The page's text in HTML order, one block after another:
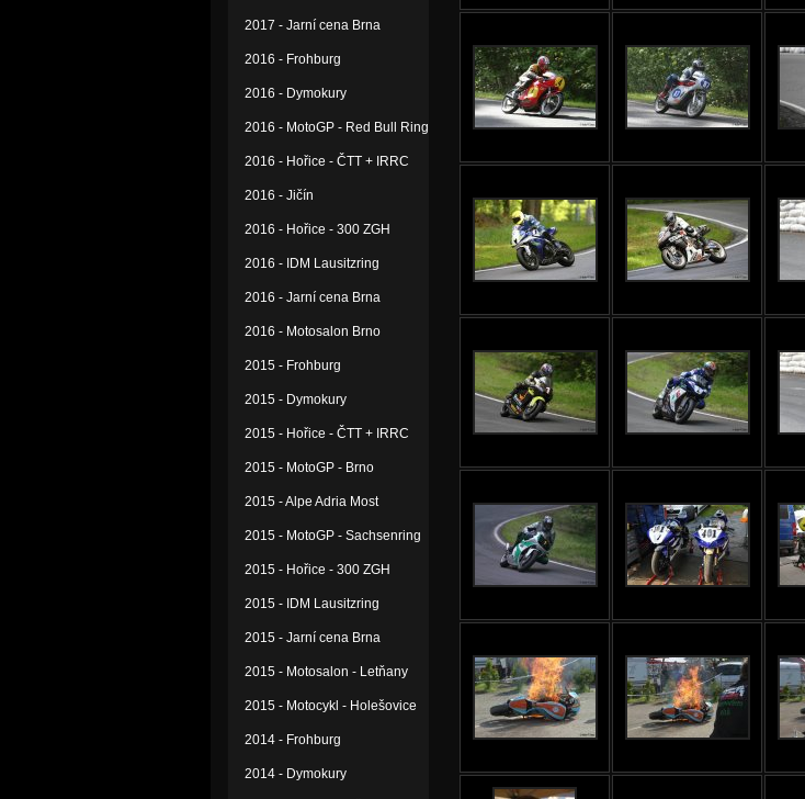
2017 - Jarní cena Brna
2016 - Frohburg
2016 - Dymokury
2016 - MotoGP - Red Bull Ring
2016 - Hořice - ČTT + IRRC
2016 - Jičín
2016 - Hořice - 300 ZGH
2016 - IDM Lausitzring
2016 - Jarní cena Brna
2016 - Motosalon Brno
2015 - Frohburg
2015 - Dymokury
2015 - Hořice - ČTT + IRRC
2015 - MotoGP - Brno
2015 - Alpe Adria Most
2015 - MotoGP - Sachsenring
2015 - Hořice - 300 ZGH
2015 - IDM Lausitzring
2015 - Jarní cena Brna
2015 - Motosalon - Letňany
2015 - Motocykl - Holešovice
2014 - Frohburg
2014 - Dymokury